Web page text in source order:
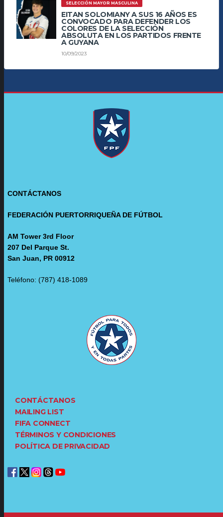
SELECCIÓN MAYOR MASCULINA
EITAN SOLOMIANY A SUS 16 AÑOS ES
CONVOCADO PARA DEFENDER LOS
COLORES DE LA SELECCIÓN
ABSOLUTA EN LOS PARTIDOS FRENTE
A GUYANA
10/09/2023
CONTÁCTANOS
FEDERACIÓN PUERTORRIQUEÑA DE FÚTBOL
AM Tower 3rd Floor
207 Del Parque St.
San Juan, PR 00912
Teléfono: (787) 418-1089
CONTÁCTANOS
MAILING LIST
FIFA CONNECT
TÉRMINOS Y CONDICIONES
POLÍTICA DE PRIVACIDAD